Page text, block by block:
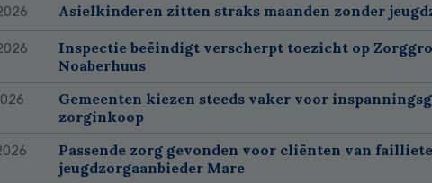
Asielkinderen zitten straks maanden zonder
Inspectie beëindigt verscherpt toezicht op
Noaberhuus
Gemeenten kiezen steeds vaker voor
zorginkoop
Passende zorg gevonden voor cliënten van failliete
jeugdzorgaanbieder Mare